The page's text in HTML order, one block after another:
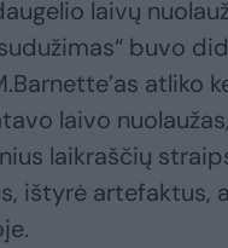
laivų
buvo
atliko
laivo nuolaužas,
laikraščių
ištyrė artefaktus,